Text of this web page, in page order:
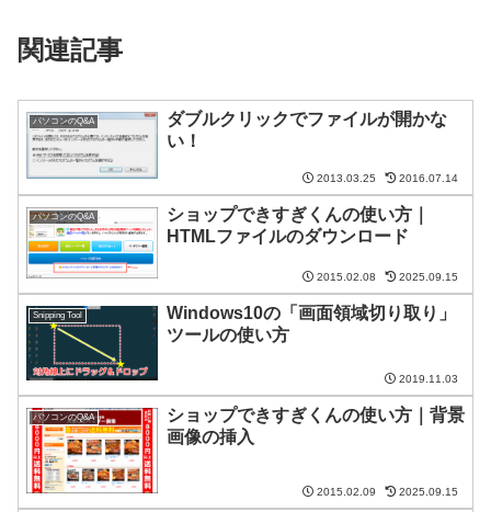
関連記事
パソコンのQ&A
ダブルクリックでファイルが開かな
い！
2013.03.25 2016.07.14
パソコンのQ&A
ショップできすぎくんの使い方｜
HTMLファイルのダウンロード
2015.02.08 2025.09.15
Snipping Tool
Windows10の「画面領域切り取り」
ツールの使い方
2019.11.03
パソコンのQ&A
ショップできすぎくんの使い方｜背景
画像の挿入
2015.02.09 2025.09.15